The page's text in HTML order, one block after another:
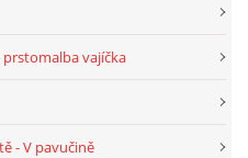
vajíčka
- V pavučině